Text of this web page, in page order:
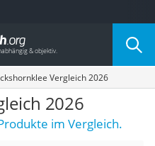
Vergleich 2026
2026
im Vergleich.